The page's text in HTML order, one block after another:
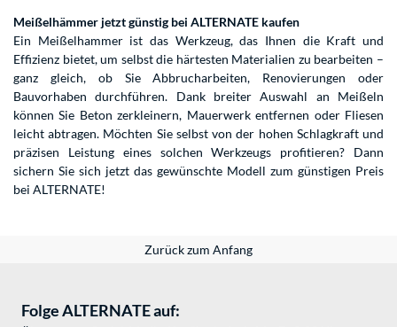
Meißelhämmer jetzt günstig bei ALTERNATE kaufen
Ein Meißelhammer ist das Werkzeug, das Ihnen die Kraft und
Effizienz bietet, um selbst die härtesten Materialien zu bearbeiten –
ganz gleich, ob Sie Abbrucharbeiten, Renovierungen oder
Bauvorhaben durchführen. Dank breiter Auswahl an Meißeln
können Sie Beton zerkleinern, Mauerwerk entfernen oder Fliesen
leicht abtragen. Möchten Sie selbst von der hohen Schlagkraft und
präzisen Leistung eines solchen Werkzeugs profitieren? Dann
sichern Sie sich jetzt das gewünschte Modell zum günstigen Preis
bei ALTERNATE!
Zurück zum Anfang
Folge ALTERNATE auf: